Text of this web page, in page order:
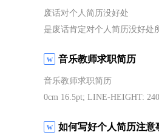
废话对个人简历没好处
是废话肯定对个人简历没好处
音乐教师求职简历
音乐教师求职简历 .h1 {
0cm 16.5pt; LINE-HEIGHT:
如何写好个人简历注意